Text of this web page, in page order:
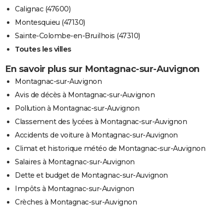
Calignac (47600)
Montesquieu (47130)
Sainte-Colombe-en-Bruilhois (47310)
Toutes les villes
En savoir plus sur Montagnac-sur-Auvignon
Montagnac-sur-Auvignon
Avis de décès à Montagnac-sur-Auvignon
Pollution à Montagnac-sur-Auvignon
Classement des lycées à Montagnac-sur-Auvignon
Accidents de voiture à Montagnac-sur-Auvignon
Climat et historique météo de Montagnac-sur-Auvignon
Salaires à Montagnac-sur-Auvignon
Dette et budget de Montagnac-sur-Auvignon
Impôts à Montagnac-sur-Auvignon
Crèches à Montagnac-sur-Auvignon